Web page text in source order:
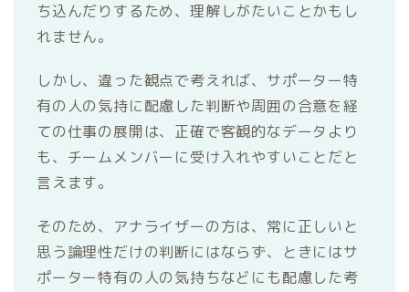
ち込んだりするため、理解しがたいことかもし
れません。
しかし、違った観点で考えれば、サポーター特
有の人の気持に配慮した判断や周囲の合意を経
ての仕事の展開は、正確で客観的なデータより
も、チームメンバーに受け入れやすいことだと
言えます。
そのため、アナライザーの方は、常に正しいと
思う論理性だけの判断にはならず、ときにはサ
ポーター特有の人の気持ちなどにも配慮した考